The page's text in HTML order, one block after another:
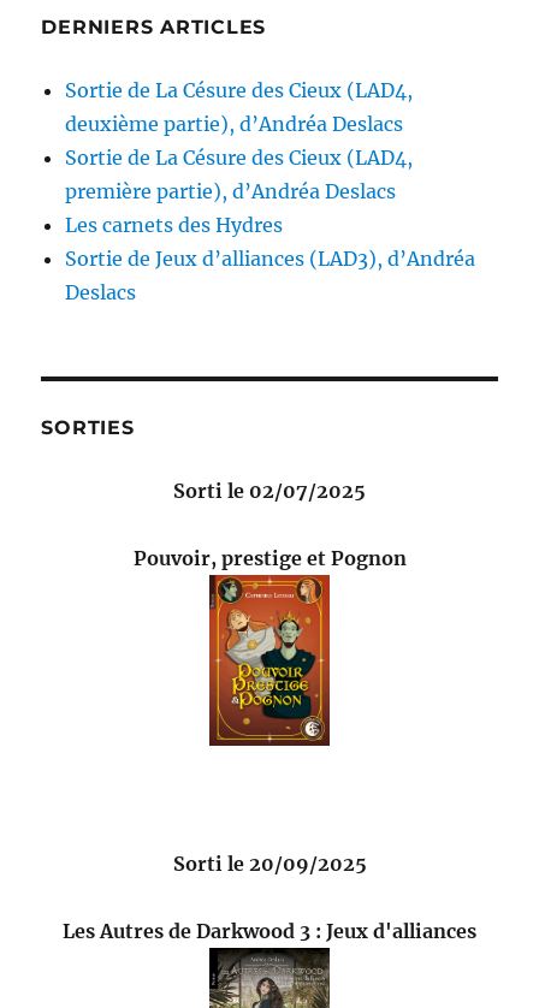
page
produit
DERNIERS ARTICLES
Sortie de La Césure des Cieux (LAD4,
deuxième partie), d’Andréa Deslacs
Sortie de La Césure des Cieux (LAD4,
première partie), d’Andréa Deslacs
Les carnets des Hydres
Sortie de Jeux d’alliances (LAD3), d’Andréa
Deslacs
SORTIES
Sorti le 02/07/2025
Pouvoir, prestige et Pognon
Sorti le 20/09/2025
Les Autres de Darkwood 3 : Jeux d'alliances